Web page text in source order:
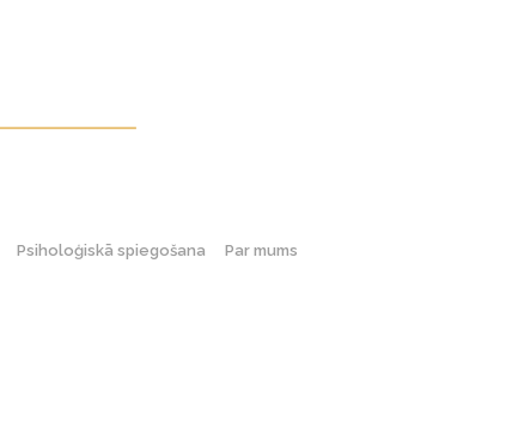
Psiholoģiskā spiegošana Par mums